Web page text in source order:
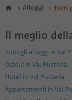
11
16
17
18
19
20
Alloggi Tutti
Il meglio
Tutti gli alloggi in Val
Ostelli in Val Pusteria
Hotel in Val Pusteria
Appartamenti in Val